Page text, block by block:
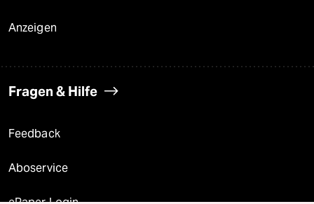
Anzeigen
Fragen & Hilfe
Feedback
Aboservice